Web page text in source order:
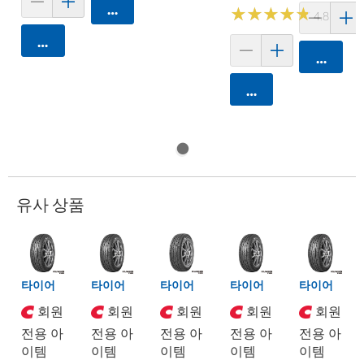
카트에 담기
카트에 담기 ★★★★★
★★★★★4.8 (250)
카트에 담기
카트에
유사 상품
타이어
회원
전용 아
이템
타이어
회원
전용 아
이템
타이어
회원
전용 아
이템
타이어
회원
전용 아
이템
타이어
회원
전용 아
이템